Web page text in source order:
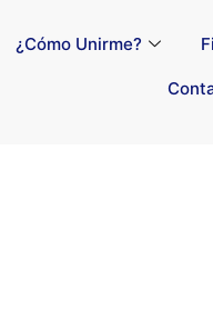
¿Cómo Unirme?